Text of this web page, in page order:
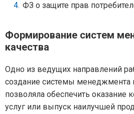
ФЗ о защите прав
Формирование систем
качества
Одно из ведущих направлений
создание системы менеджмента
позволяла обеспечить оказание
услуг или выпуск наилучшей